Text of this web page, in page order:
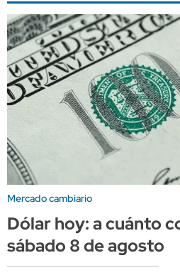
Mercado cambiario
Dólar hoy: a cuánto
sábado 8 de agosto